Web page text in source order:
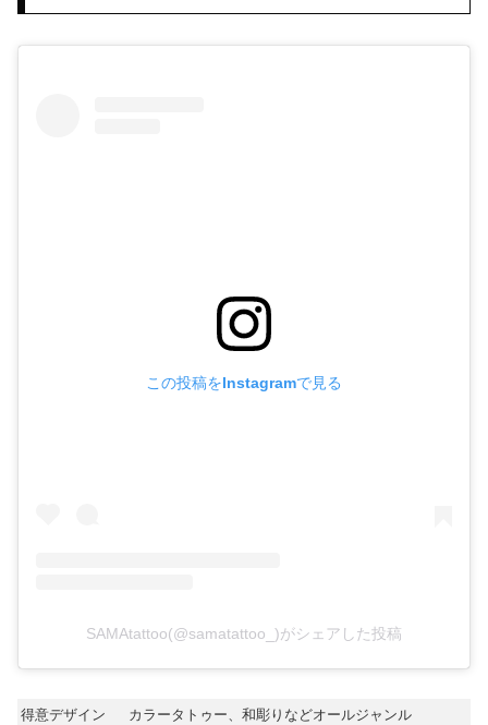
この投稿をInstagramで見る
SAMAtattoo(@samatattoo_)がシェアした投稿
得意デザイン
カラータトゥー、和彫りなどオールジャンル